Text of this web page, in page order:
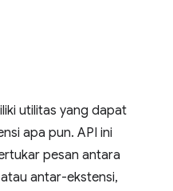
utilitas yang dapat
apa pun. API ini
pesan antara
antar-ekstensi,